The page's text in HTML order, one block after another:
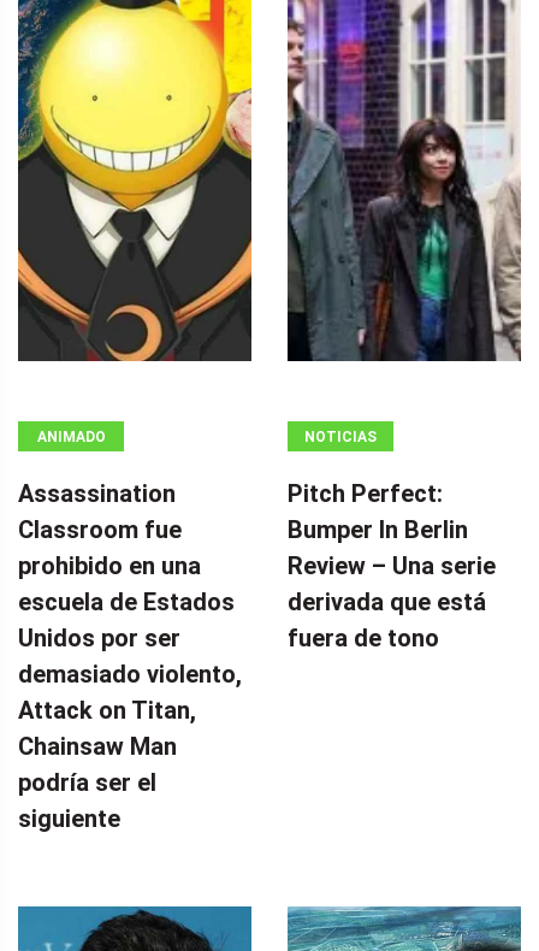
ANIMADO
Assassination
Classroom fue
prohibido en una
escuela de Estados
Unidos por ser
demasiado violento,
Attack on Titan,
Chainsaw Man
podría ser el
siguiente
NOTICIAS
Pitch Perfect:
Bumper In Berlin
Review – Una serie
derivada que está
fuera de tono